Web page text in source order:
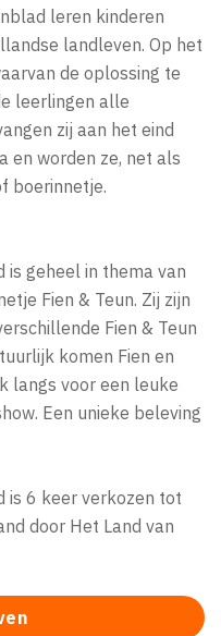
leren kinderen
landleven. Op het
de oplossing te
leerlingen alle
zij aan het eind
en worden ze, net als
boerinnetje.
geheel in thema van
Fien & Teun. Zij zijn
Fien & Teun
komen Fien en
langs voor een leuke
Een unieke beleving
is 6 keer verkozen tot
door Het Land van